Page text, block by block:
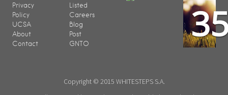
Privacy
Policy
UCSA
About
Contact
Listed
Careers
Blog
Post
GNTO
Copyright © 2015 WHITESTEPS S.A.